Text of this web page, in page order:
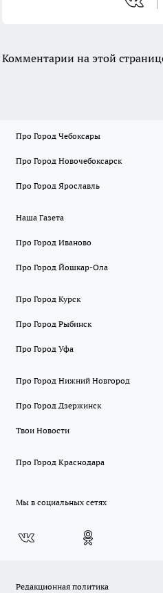
Комментарии на этой
Про Город Чебоксары
Про Город Новочебоксарск
Про Город Ярославль
Наша Газета
Про Город Иваново
Про Город Йошкар-Ола
Про Город Курск
Про Город Рыбинск
Про Город Уфа
Про Город Нижний Новгород
Про Город Дзержинск
Твои Новости
Про Город Краснодара
Мы в социальных сетях
Редакционная политика